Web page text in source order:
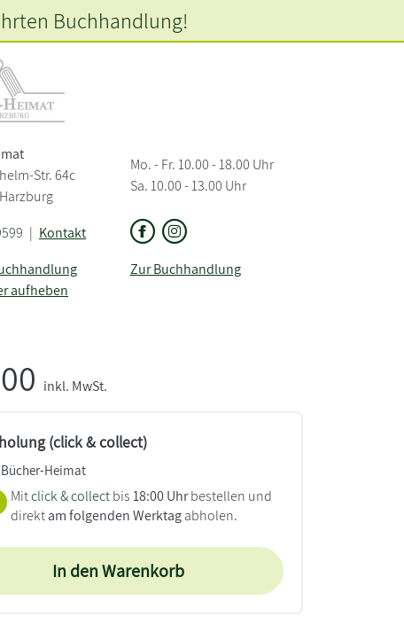
Str. 64c
Mo. - Fr. 10.00 - 18.00 Uhr
Sa. 10.00 - 13.00 Uhr
| Kontakt
aufheben
Zur Buchhandlung
Buchhandlung!
inkl. MwSt.
(click & collect)
Heimat
Mitclick & collect bis18:00 Uhrbestellen und
direktam folgenden Werktagabholen.
In den Warenkorb